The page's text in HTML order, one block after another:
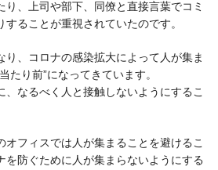
り、上司や部下、同僚と直接言葉でコミ
することが重視されていたのです。
り、コロナの感染拡大によって人が集ま
たり前”になってきています。
、なるべく人と接触しないようにするこ
オフィスでは人が集まることを避けるこ
を防ぐために人が集まらないようにする